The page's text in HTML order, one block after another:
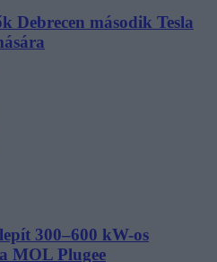
Debrecen második Tesla
300–600 kW-os
MOL Plugee